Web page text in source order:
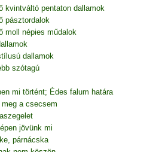
kvintváltó pentaton dallamok
pásztordalok
moll népies műdalok
dallamok
szótagú
mi történt; Édes falum határa
meg a csecsem
jövünk mi
párnácska